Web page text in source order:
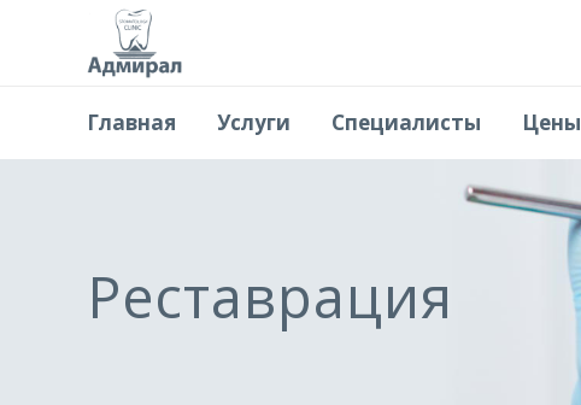
Главная Услуги Специалисты Цены
Реставрация